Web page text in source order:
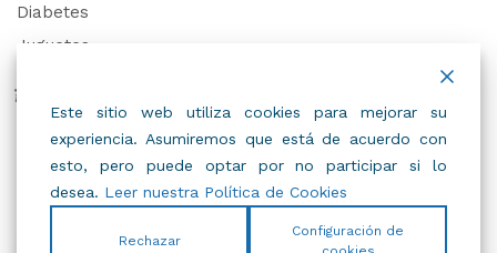
Diabetes
Juguetes
Trabaja con Nosotros
Este sitio web utiliza cookies para mejorar su
experiencia. Asumiremos que está de acuerdo con
esto, pero puede optar por no participar si lo
desea. Leer nuestra Política de Cookies
Rechazar
Configuración de